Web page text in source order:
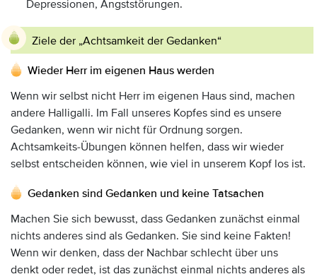
Depressionen, Angststörungen.
Ziele der „Achtsamkeit der Gedanken“
Wieder Herr im eigenen Haus werden
Wenn wir selbst nicht Herr im eigenen Haus sind, machen
andere Halligalli. Im Fall unseres Kopfes sind es unsere
Gedanken, wenn wir nicht für Ordnung sorgen.
Achtsamkeits-Übungen können helfen, dass wir wieder
selbst entscheiden können, wie viel in unserem Kopf los ist.
Gedanken sind Gedanken und keine Tatsachen
Machen Sie sich bewusst, dass Gedanken zunächst einmal
nichts anderes sind als Gedanken. Sie sind keine Fakten!
Wenn wir denken, dass der Nachbar schlecht über uns
denkt oder redet, ist das zunächst einmal nichts anderes als